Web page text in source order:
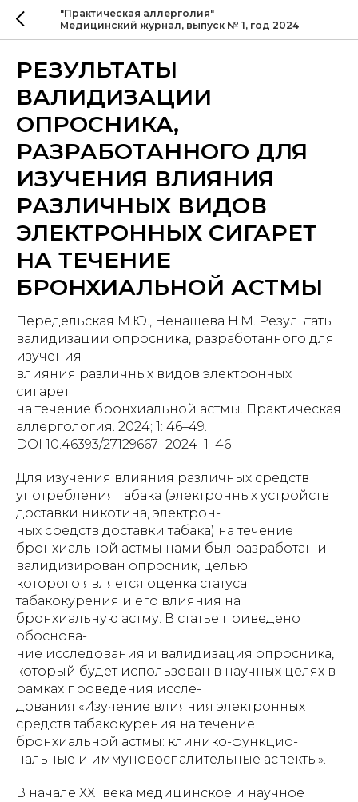
"Практическая аллерголия"
Медицинский журнал, выпуск № 1, год 2024
РЕЗУЛЬТАТЫ
ВАЛИДИЗАЦИИ
ОПРОСНИКА,
РАЗРАБОТАННОГО ДЛЯ
ИЗУЧЕНИЯ ВЛИЯНИЯ
РАЗЛИЧНЫХ ВИДОВ
ЭЛЕКТРОННЫХ СИГАРЕТ
НА ТЕЧЕНИЕ
БРОНХИАЛЬНОЙ АСТМЫ
Передельская М.Ю., Ненашева Н.М. Результаты
валидизации опросника, разработанного для
изучения
влияния различных видов электронных
сигарет
на течение бронхиальной астмы. Практическая
аллергология. 2024; 1: 46–49.
DOI 10.46393/27129667_2024_1_46
Для изучения влияния различных средств
употребления табака (электронных устройств
доставки никотина, электрон-
ных средств доставки табака) на течение
бронхиальной астмы нами был разработан и
валидизирован опросник, целью
которого является оценка статуса
табакокурения и его влияния на
бронхиальную астму. В статье приведено
обоснова-
ние исследования и валидизация опросника,
который будет использован в научных целях в
рамках проведения иссле-
дования «Изучение влияния электронных
средств табакокурения на течение
бронхиальной астмы: клинико-функцио-
нальные и иммуновоспалительные аспекты».
В начале XXI века медицинское и научное